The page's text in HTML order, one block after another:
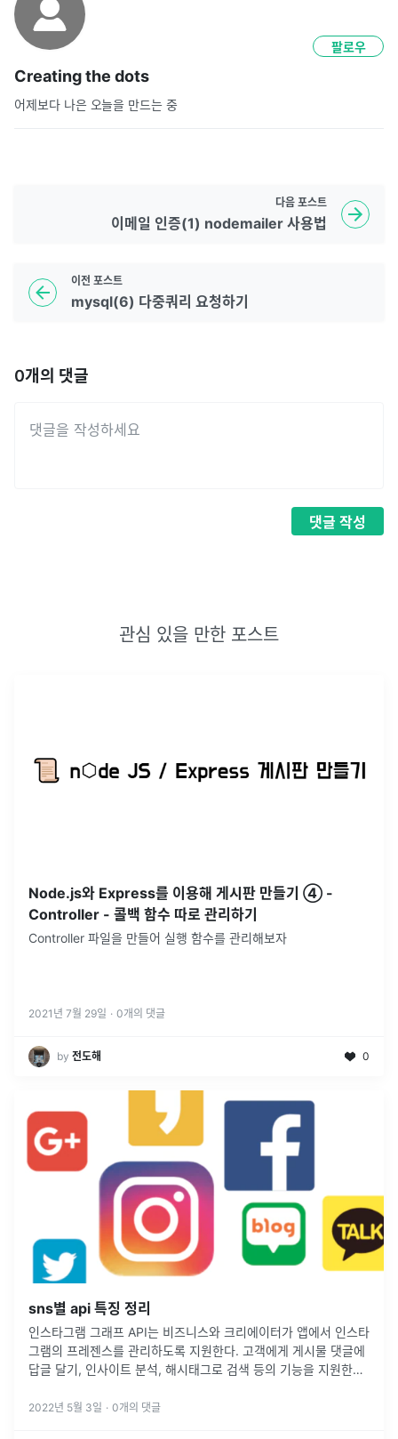
Creating the dots
어제보다 나은 오늘을 만드는 중
팔로우
이전 포스트
mysql(6) 다중쿼리 요청하기
다음 포스트
이메일 인증(1) nodemailer 사용법
0개의 댓글
댓글 작성
관심 있을 만한 포스트
Node.js와 Express를 이용해 게시판 만들기 ④ -
Controller - 콜백 함수 따로 관리하기
Controller 파일을 만들어 실행 함수를 관리해보자
2021년 7월 29일 · 0개의 댓글
by 전도해 0
sns별 api 특징 정리
인스타그램 그래프 API는 비즈니스와 크리에이터가 앱에서 인스타
그램의 프레젠스를 관리하도록 지원한다. 고객에게 게시물 댓글에
답글 달기, 인사이트 분석, 해시태그로 검색 등의 기능을 지원한다
계정의 소유주게시...
2022년 5월 3일 · 0개의 댓글